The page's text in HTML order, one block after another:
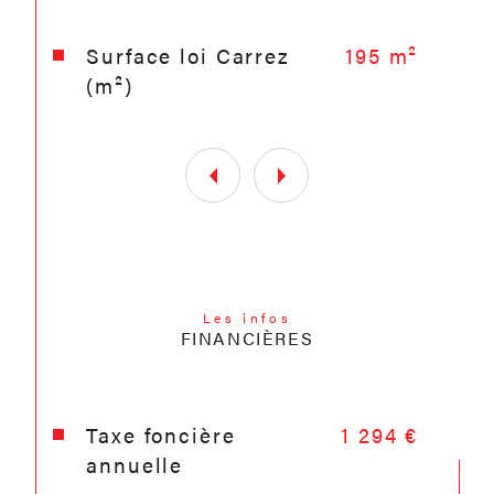
Surface loi Carrez
(m²)
195 m²
ce bien est exposé sont disponibles sur
le site
Les infos
FINANCIÈRES
Taxe foncière
annuelle
1 294 €